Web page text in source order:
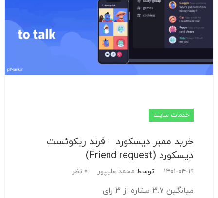
خدمات سایت
خرید ممبر دیسکورد – فرند ریکوئست
دیسکورد (Friend request)
۱۴۰۱-۰۴-۱۹ توسط محمد علیپور 0 نظر
میانگین 3.7 ستاره از 3 رای